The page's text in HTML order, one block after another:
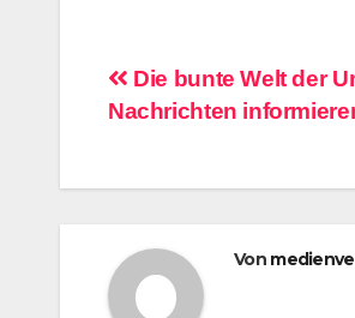
Die bunte Welt der
Nachrichten
Von